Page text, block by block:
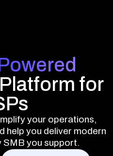
for
your operations,
help you deliver modern
SMB you support.